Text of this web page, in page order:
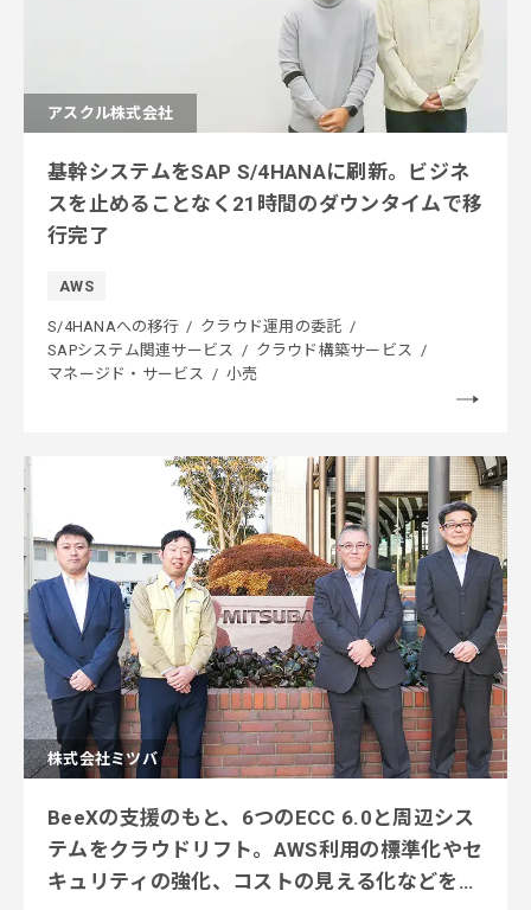
アスクル株式会社
基幹システムをSAP S/4HANAに刷新。ビジネ
スを止めることなく21時間のダウンタイムで移
行完了
AWS
S/4HANAへの移行
クラウド運用の委託
SAPシステム関連サービス
クラウド構築サービス
マネージド・サービス
小売
株式会社ミツバ
BeeXの支援のもと、6つのECC 6.0と周辺シス
テムをクラウドリフト。AWS利用の標準化やセ
キュリティの強化、コストの見える化などを実